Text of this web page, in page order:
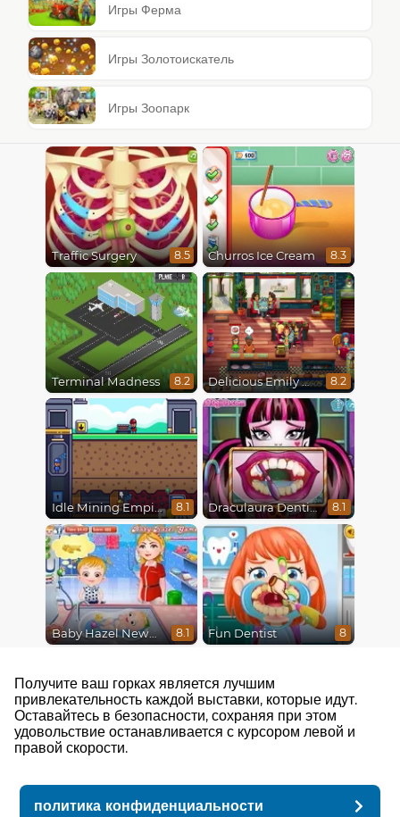
Игры Ферма
Игры Золотоискатель
Игры Зоопарк
Traffic Surgery 8.5 Churros Ice Cream 8.3
Terminal Madness 8.2 Delicious Emily New Beginning 8.2
Idle Mining Empire 8.1 Draculaura Dentist 8.1
Baby Hazel Newborn Vaccination 8.1 Fun Dentist 8
Получите ваш горках является лучшим
привлекательность каждой выставки, которые идут.
Оставайтесь в безопасности, сохраняя при этом
удовольствие останавливается с курсором левой и
правой скорости.
политика конфиденциальности